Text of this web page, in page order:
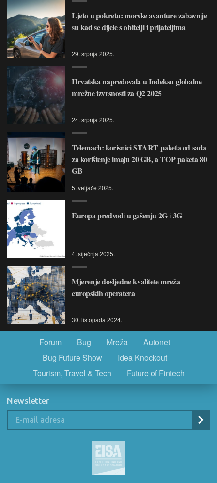
Ljeto u pokretu: morske avanture zabavnije
su kad se dijele s obitelji i prijateljima
29. srpnja 2025.
Hrvatska napredovala u Indeksu globalne
mrežne izvrsnosti za Q2 2025
24. srpnja 2025.
Telemach: korisnici START paketa od sada
za korištenje imaju 20 GB, a TOP paketa 80
GB
5. veljače 2025.
Europa predvodi u gašenju 2G i 3G
4. siječnja 2025.
Mjerenje dosljedne kvalitete mreža
europskih operatera
30. listopada 2024.
Forum Bug Mreža
Autonet
Bug Future Show
Idea Knockout
Tourism, Travel & Tech
Future of Fintech
Newsletter